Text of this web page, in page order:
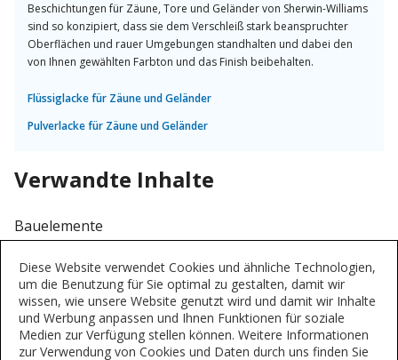
Beschichtungen für Zäune, Tore und Geländer von Sherwin-Williams
sind so konzipiert, dass sie dem Verschleiß stark beanspruchter
Oberflächen und rauer Umgebungen standhalten und dabei den
von Ihnen gewählten Farbton und das Finish beibehalten.
Flüssiglacke für Zäune und Geländer
Pulverlacke für Zäune und Geländer
Verwandte Inhalte
Bauelemente
Pulverlack-Kollektionen für
Bauwerke
Syntha Pulvin®-
Pulverbeschichtungen bieten eine
enorme Bandbreite und Flexibilität
Diese Website verwendet Cookies und ähnliche Technologien,
um die Benutzung für Sie optimal zu gestalten, damit wir
wissen, wie unsere Website genutzt wird und damit wir Inhalte
und Werbung anpassen und Ihnen Funktionen für soziale
Medien zur Verfügung stellen können. Weitere Informationen
zur Verwendung von Cookies und Daten durch uns finden Sie